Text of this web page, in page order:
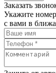
Заказать
Укажите
с вами в